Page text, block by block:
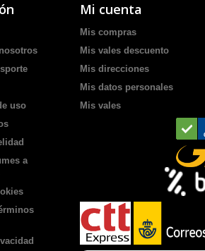
uso
a
Mi cuenta
Mis compras
Mis vales descuento
Mis direcciones
Mis datos personales
Mis vales